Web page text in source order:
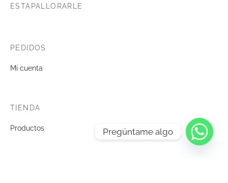
ESTAPALLORARLE
PEDIDOS
Mi cuenta
TIENDA
Productos Pregúntame algo